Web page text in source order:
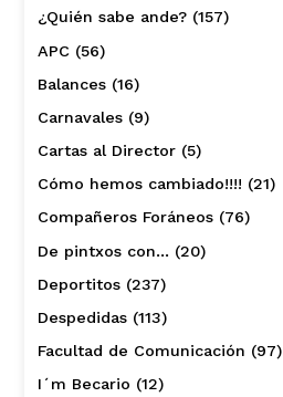
¿Quién sabe ande?(157)
APC(56)
Balances(16)
Carnavales(9)
Cartas al Director(5)
Cómo hemos cambiado!!!! (21)
Compañeros Foráneos(76)
De pintxos con… (20)
Deportitos(237)
Despedidas(113)
Facultad de Comunicación (97)
I´m Becario (12)